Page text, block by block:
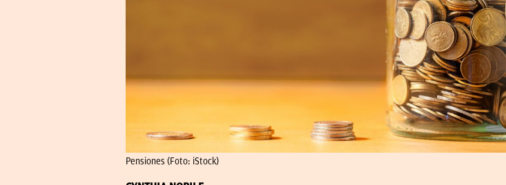
Pensiones (Foto: iStock)